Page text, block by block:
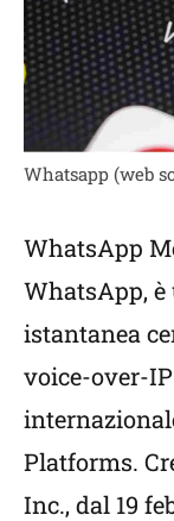
Whatsapp (web
WhatsApp
WhatsApp,
istantanea
voice-over-
Platforms.
Inc., dal 19